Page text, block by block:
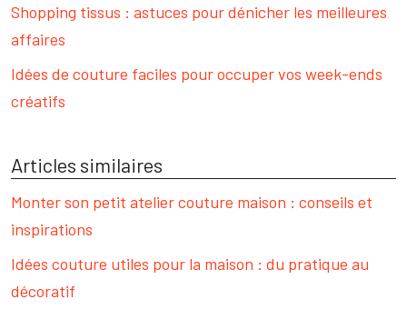
Shopping tissus : astuces pour dénicher les meilleures
affaires
Idées de couture faciles pour occuper vos week-ends
créatifs
Articles similaires
Monter son petit atelier couture maison : conseils et
inspirations
Idées couture utiles pour la maison : du pratique au
décoratif